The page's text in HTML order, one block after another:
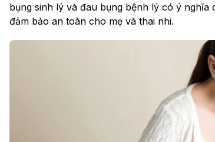
bụng sinh lý và đau bụng bệnh lý có ý
đảm bảo an toàn cho mẹ và thai nhi.